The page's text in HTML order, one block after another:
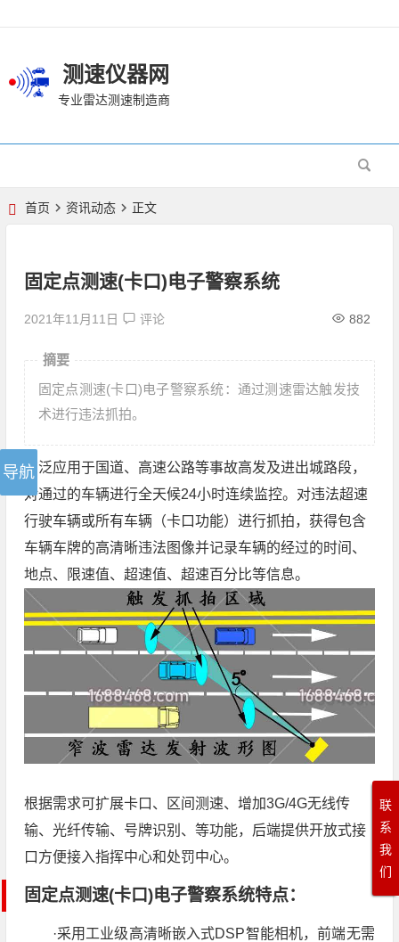
测速仪器网
专业雷达测速制造商
首页 资讯动态 正文
固定点测速(卡口)电子警察系统
2021年11月11日 评论 882
摘要
固定点测速(卡口)电子警察系统：通过测速雷达触发技
术进行违法抓拍。
广泛应用于国道、高速公路等事故高发及进出城路段，
对通过的车辆进行全天候24小时连续监控。对违法超速
行驶车辆或所有车辆（卡口功能）进行抓拍，获得包含
车辆车牌的高清晰违法图像并记录车辆的经过的时间、
地点、限速值、超速值、超速百分比等信息。
根据需求可扩展卡口、区间测速、增加3G/4G无线传
输、光纤传输、号牌识别、等功能，后端提供开放式接
口方便接入指挥中心和处罚中心。
固定点测速(卡口)电子警察系统特点：
·采用工业级高清晰嵌入式DSP智能相机，前端无需
联
系
我
们